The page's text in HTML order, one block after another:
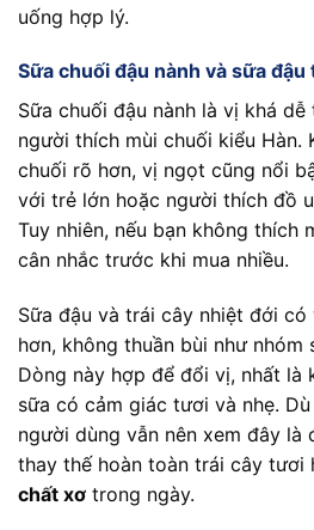
uống hợp lý.
Sữa chuối đậu nành và sữa
Sữa chuối đậu nành là vị khá
người thích mùi chuối kiểu Hàn.
chuối rõ hơn, vị ngọt cũng nổi
với trẻ lớn hoặc người thích đồ
Tuy nhiên, nếu bạn không thích
cân nhắc trước khi mua nhiều.
Sữa đậu và trái cây nhiệt đới
hơn, không thuần bùi như nhóm
Dòng này hợp để đổi vị, nhất là
sữa có cảm giác tươi và nhẹ.
người dùng vẫn nên xem đây là
thay thế hoàn toàn trái cây tươi
chất xơ trong ngày.